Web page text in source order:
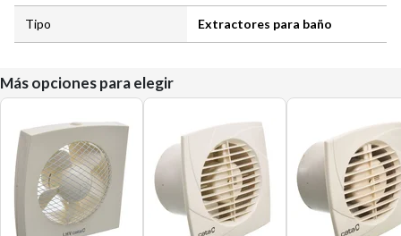
Tipo Extractores para baño
Más opciones para elegir